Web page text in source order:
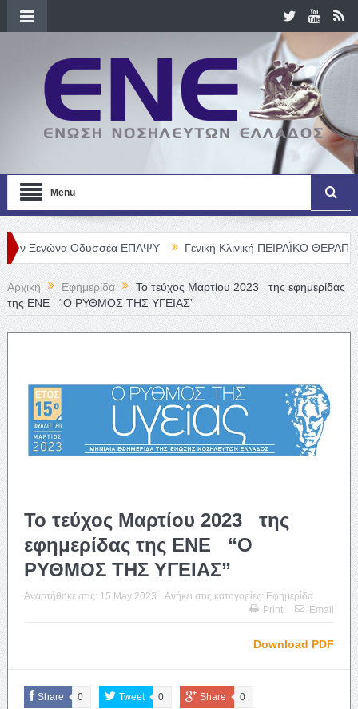
Menu
Οδυσσέα ΕΠΑΨΥ Γενική Κλινική ΠΕΙΡΑΪΚΟ ΘΕΡΑΠΕΥΤΗΡΙΟ
Αρχική Εφημερίδα
Το τεύχος Μαρτίου 2023 της εφημερίδας
της ΕΝΕ “Ο ΡΥΘΜΟΣ ΤΗΣ ΥΓΕΙΑΣ”
Το τεύχος Μαρτίου 2023 της
εφημερίδας της ΕΝΕ “Ο
ΡΥΘΜΟΣ ΤΗΣ ΥΓΕΙΑΣ”
Αναρτήθηκε στις: 15 May 2023 Ανήκει στις κατηγορίες: Εφημερίδα
Print
Email
Download PDF
Share 0 Tweet 0 Share 0